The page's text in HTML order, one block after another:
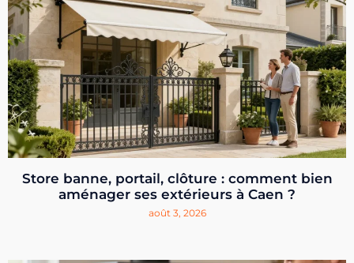
Store banne, portail, clôture : comment bien
aménager ses extérieurs à Caen ?
août 3, 2026